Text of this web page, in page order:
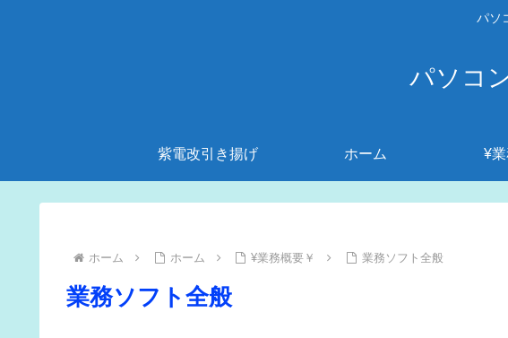
パソ
パソコ
紫電改引き揚げ ホーム ¥
ホーム ホーム ¥業務概要￥ 業務ソフト全般
業務ソフト全般